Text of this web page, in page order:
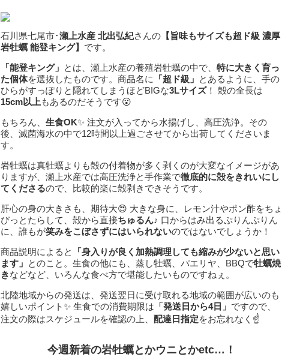
石川県七尾市･瀬上水産 北出弘紀さんの 【旨味もサイズも超ド級 濃厚
岩牡蠣 能登キング】 です。
「能登キング」 とは、瀬上水産の養殖岩牡蠣の中で、 特に大きく育っ
た個体を選抜したものです。商品名に 「超ド級」 とあるように、手の
ひらがすっぽりと隠れてしまうほどBIGな3Lサイズ！ 殻の全長は
15cm以上 もあるのだそうです😮
もちろん、 生食OK✨️ 注文が入ってから水揚げし、高圧洗浄。その
後、滅菌海水の中で12時間以上過ごさせてから出荷してくださいま
す。
岩牡蠣は真牡蠣よりも殻の付着物が多く剥くのが大変なイメージがあ
りますが、瀬上水産では高圧洗浄と手作業で徹底的に殻をきれいにし
てくださるので、比較的楽に殻剥きできそうです。
肝心の身の大きさも、期待大😍 大きな身に、レモン汁やポン酢をちょ
びっとたらして、殻から直接ちゅるん♪ 口からはみ出るぷりんぷりん
に、誰もが笑みをこぼさずにはいられないのではないでしょうか！
商品説明によると
「身入りが良く加熱調理しても縮みが少ないと思い
ます」 とのこと。生食の他にも、蒸し牡蠣、パエリヤ、BBQで牡蠣焼
きなどなど、いろんな食べ方で堪能したいものですねぇ。
北陸地域からの発送は、発送翌日に受け取れる地域の範囲が広いのも
嬉しいポイント✨ 生食での消費期限は 「発送日から4日」 ですので、
注文の際はスケジュールを確認の上、 配達日指定をお忘れなく☝️
今週新着の岩牡蠣とかウニとかetc…！